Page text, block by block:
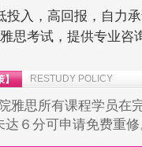
投入，高回报，自力
思考试，提供专业咨
】 RESTUDY POLICY
雅思所有课程学员在
达６分可申请免费重